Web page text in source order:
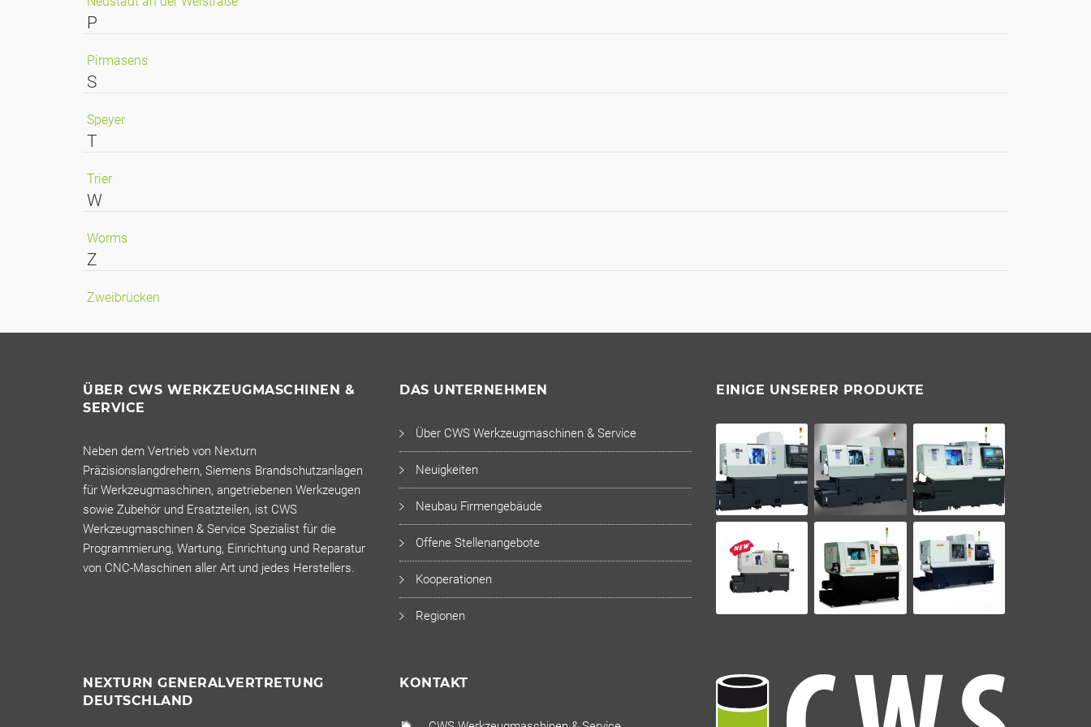
P
Pirmasens
S
Speyer
T
Trier
W
Worms
Z
Zweibrücken
ÜBER CWS WERKZEUGMASCHINEN &
SERVICE
Neben dem Vertrieb von Nexturn
Präzisionslangdrehern, Siemens Brandschutzanlagen
für Werkzeugmaschinen, angetriebenen Werkzeugen
sowie Zubehör und Ersatzteilen, ist CWS
Werkzeugmaschinen & Service Spezialist für die
Programmierung, Wartung, Einrichtung und Reparatur
von CNC-Maschinen aller Art und jedes Herstellers.
DAS UNTERNEHMEN
Über CWS Werkzeugmaschinen & Service
Neuigkeiten
Neubau Firmengebäude
Offene Stellenangebote
Kooperationen
Regionen
EINIGE UNSERER PRODUKTE
NEXTURN GENERALVERTRETUNG
DEUTSCHLAND
KONTAKT